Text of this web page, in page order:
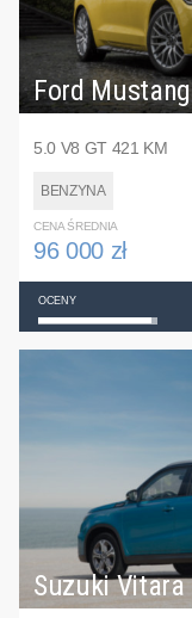
Ford Mustang
5.0 V8 GT 421 KM
BENZYNA
CENA ŚREDNIA
96 000 zł
OCENY
Suzuki Vitara